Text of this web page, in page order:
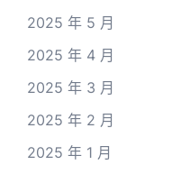
2025 年 5 月
2025 年 4 月
2025 年 3 月
2025 年 2 月
2025 年 1 月